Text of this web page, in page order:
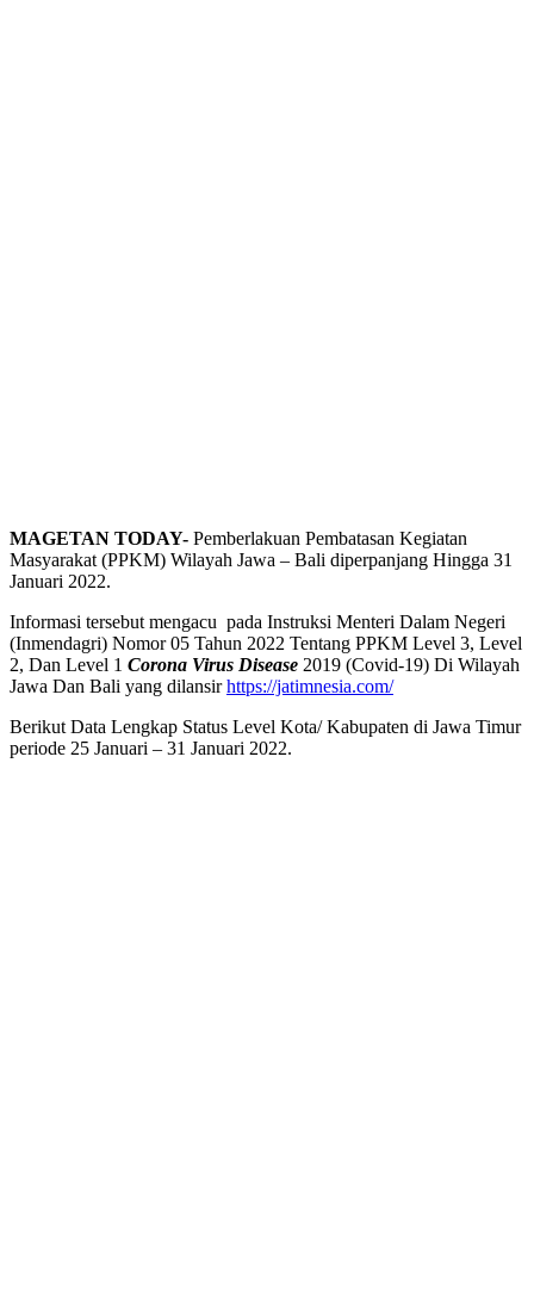
MAGETAN TODAY- Pemberlakuan Pembatasan Kegiatan
Masyarakat (PPKM) Wilayah Jawa – Bali diperpanjang Hingga 31
Januari 2022.
Informasi tersebut mengacu pada Instruksi Menteri Dalam Negeri
(Inmendagri) Nomor 05 Tahun 2022 Tentang PPKM Level 3, Level
2, Dan Level 1 Corona Virus Disease 2019 (Covid-19) Di Wilayah
Jawa Dan Bali yang dilansirhttps://jatimnesia.com/
Berikut Data Lengkap Status Level Kota/ Kabupaten di Jawa Timur
periode 25 Januari – 31 Januari 2022.